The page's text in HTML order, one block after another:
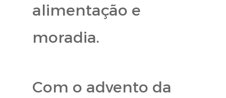
alimentação e
moradia.
Com o advento da